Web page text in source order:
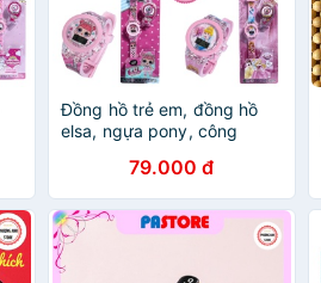
Đồng hồ trẻ em, đồng hồ
elsa, ngựa pony, công
1 đến 10 tuổi Xu Xu Kids
79.000 đ